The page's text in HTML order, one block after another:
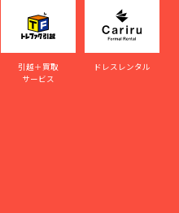
引越＋買取
サービス
ドレスレンタル